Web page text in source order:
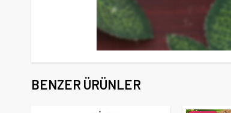
BENZER ÜRÜNLER